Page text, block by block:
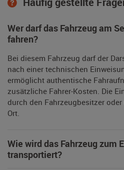
Wer darf das Fahrzeug am
fahren?
Bei diesem Fahrzeug darf der
nach einer technischen
ermöglicht authentische
zusätzliche Fahrer-Kosten. Die
durch den Fahrzeugbesitzer
Ort.
Wie wird das Fahrzeug zum
transportiert?